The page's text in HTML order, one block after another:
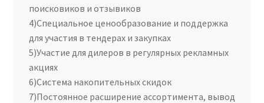
поисковиков и отзывиков
4)Специальное ценообразование и поддержка
для участия в тендерах и закупках
5)Участие для дилеров в регулярных рекламных
акциях
6)Система накопительных скидок
7)Постоянное расширение ассортимента, вывод